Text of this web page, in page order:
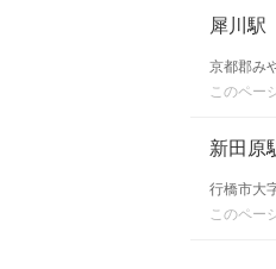
犀川駅
京都郡み
このペー
新田原
行橋市大
このペー